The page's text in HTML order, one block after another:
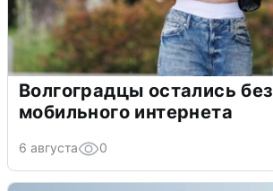
Волгоградцы остались без
мобильного интернета
6 августа 0